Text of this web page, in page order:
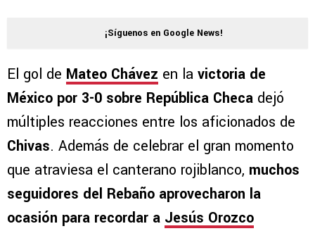
¡Síguenos en Google News!
El gol de Mateo Chávez en la victoria de
México por 3-0 sobre República Checa dejó
múltiples reacciones entre los aficionados de
Chivas. Además de celebrar el gran momento
que atraviesa el canterano rojiblanco, muchos
seguidores del Rebaño aprovecharon la
ocasión para recordar a Jesús Orozco